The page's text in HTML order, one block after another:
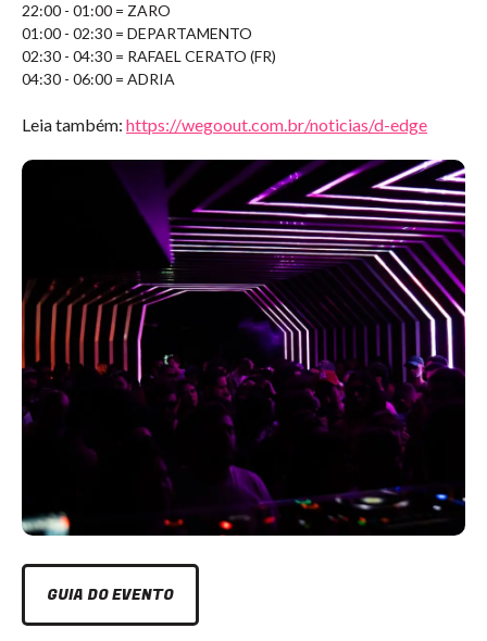
22:00 - 01:00 = ZARO
01:00 - 02:30 = DEPARTAMENTO
02:30 - 04:30 = RAFAEL CERATO (FR)
04:30 - 06:00 = ADRIA
Leia também: https://wegoout.com.br/noticias/d-edge
GUIA DO EVENTO